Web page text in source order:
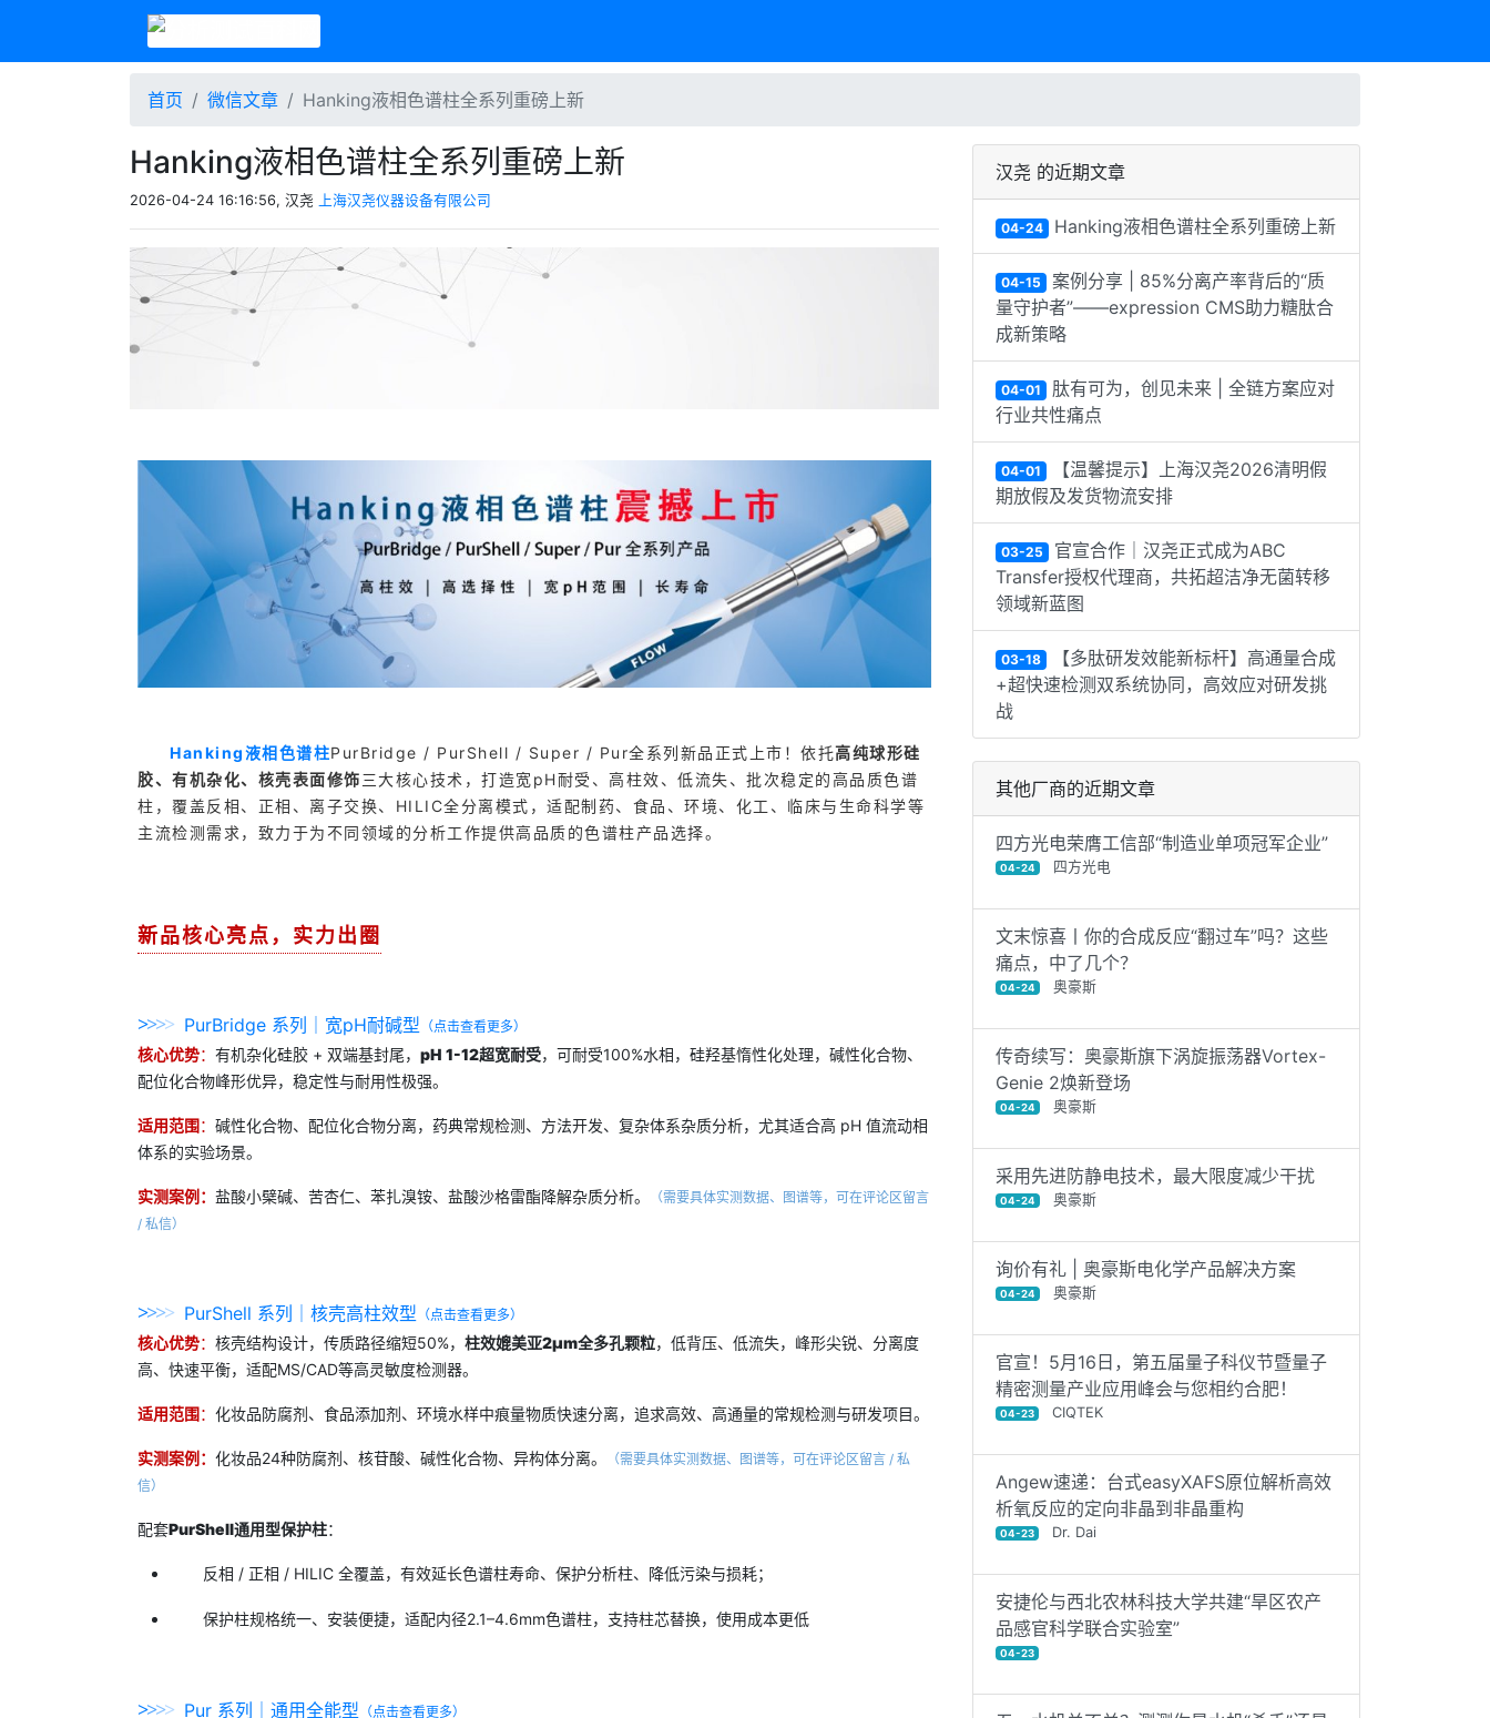
首页 微信文章 Hanking液相色谱柱全系列重磅上新
Hanking液相色谱柱全系列重磅上新
2026-04-24 16:16:56, 汉尧 上海汉尧仪器设备有限公司
Hanking液相色谱柱PurBridge / PurShell / Super / Pur全系列新品正式上市！依托高纯球形硅
胶、有机杂化、核壳表面修饰三大核心技术，打造宽pH耐受、高柱效、低流失、批次稳定的高品质色谱
柱，覆盖反相、正相、离子交换、HILIC全分离模式，适配制药、食品、环境、化工、临床与生命科学等
主流检测需求，致力于为不同领域的分析工作提供高品质的色谱柱产品选择。
新品核心亮点，实力出圈
>>>> PurBridge 系列｜宽pH耐碱型 （点击查看更多）
核心优势：有机杂化硅胶 + 双端基封尾，pH 1-12超宽耐受，可耐受100%水相，硅羟基惰性化处理，碱性化合物、
配位化合物峰形优异，稳定性与耐用性极强。
适用范围：碱性化合物、配位化合物分离，药典常规检测、方法开发、复杂体系杂质分析，尤其适合高 pH 值流动相
体系的实验场景。
实测案例 ：盐酸小檗碱、苦杏仁、苯扎溴铵、盐酸沙格雷酯降解杂质分析。
（需要具体实测数据、图谱等，可在评论区留言
/ 私信）
>>>> PurShell 系列｜核壳高柱效型 （点击查看更多）
核心优势：核壳结构设计，传质路径缩短50%，柱效媲美亚2μm全多孔颗粒，低背压、低流失，峰形尖锐、分离度
高、快速平衡，适配MS/CAD等高灵敏度检测器。
适用范围：化妆品防腐剂、食品添加剂、环境水样中痕量物质快速分离，追求高效、高通量的常规检测与研发项目。
实测案例 ：化妆品24种防腐剂、核苷酸、碱性化合物、异构体分离。
（需要具体实测数据、图谱等，可在评论区留言 / 私
信）
配套PurShell通用型保护柱：
反相 / 正相 / HILIC 全覆盖，有效延长色谱柱寿命、保护分析柱、降低污染与损耗；
保护柱规格统一、安装便捷，适配内径2.1–4.6mm色谱柱，支持柱芯替换，使用成本更低
>>>> Pur 系列｜通用全能型 （点击查看更多）
汉尧 的近期文章
04-24 Hanking液相色谱柱全系列重磅上新
04-15 案例分享 | 85%分离产率背后的“质
量守护者”——expression CMS助力糖肽合
成新策略
04-01 肽有可为，创见未来 | 全链方案应对
行业共性痛点
04-01 【温馨提示】上海汉尧2026清明假
期放假及发货物流安排
03-25 官宣合作｜汉尧正式成为ABC
Transfer授权代理商，共拓超洁净无菌转移
领域新蓝图
03-18 【多肽研发‌效能新标杆】高通量合成
+超快速检测双系统协同，高效应对研发挑
战
其他厂商的近期文章
四方光电荣膺工信部“制造业单项冠军企业”
04-24 四方光电
文末惊喜丨你的合成反应“翻过车”吗？这些
痛点，中了几个？
04-24 奥豪斯
传奇续写：奥豪斯旗下涡旋振荡器Vortex-
Genie 2焕新登场
04-24 奥豪斯
采用先进防静电技术，最大限度减少干扰
04-24 奥豪斯
询价有礼 | 奥豪斯电化学产品解决方案
04-24 奥豪斯
官宣！5月16日，第五届量子科仪节暨量子
精密测量产业应用峰会与您相约合肥！
04-23 CIQTEK
Angew速递：台式easyXAFS原位解析高效
析氧反应的定向非晶到非晶重构
04-23 Dr. Dai
安捷伦与西北农林科技大学共建“旱区农产
品感官科学联合实验室”
04-23